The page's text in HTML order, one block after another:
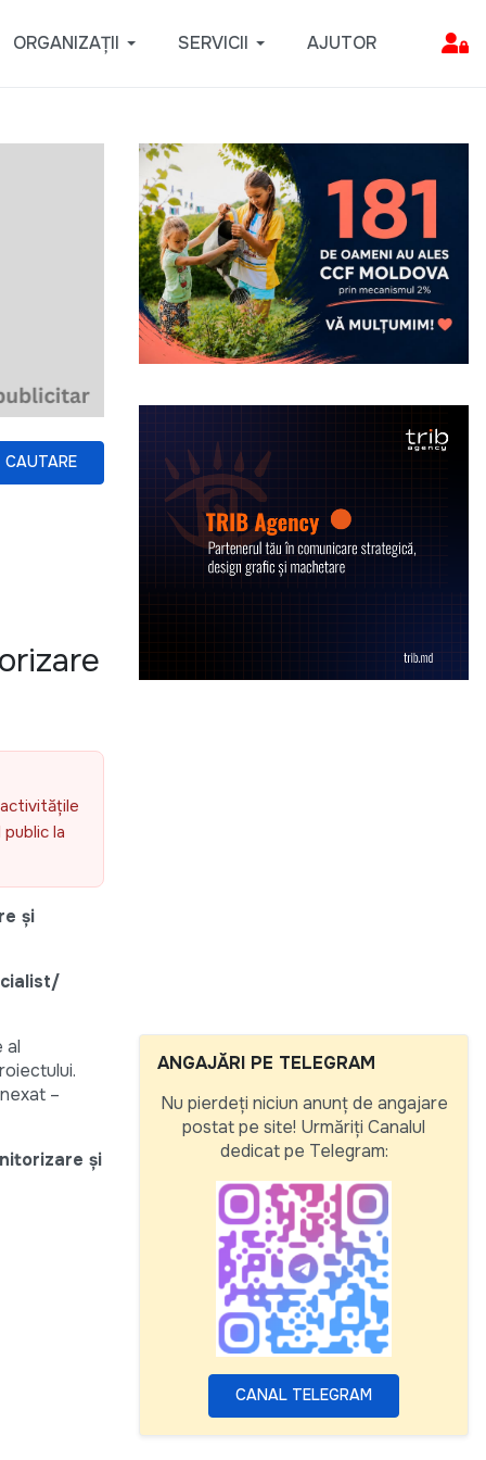
ORGANIZAȚII SERVICII AJUTOR
CAUTARE
la
și
al
–
și
ANGAJĂRI PE TELEGRAM
Nu pierdeți niciun anunț de angajare
postat pe site! Urmăriți Canalul
dedicat pe Telegram:
CANAL TELEGRAM